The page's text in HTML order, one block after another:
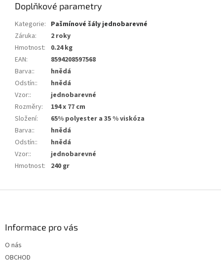
Doplňkové parametry
Kategorie: Pašmínové šály jednobarevné
Záruka:
2 roky
Hmotnost:
0.24 kg
EAN:
8594208597568
Barva::
hnědá
Odstín::
hnědá
Vzor::
jednobarevné
Rozměry:
194 x 77 cm
Složení:
65% polyester a 35 % viskóza
Barva::
hnědá
Odstín::
hnědá
Vzor::
jednobarevné
Hmotnost: 240 gr
Informace pro vás
O nás
OBCHOD